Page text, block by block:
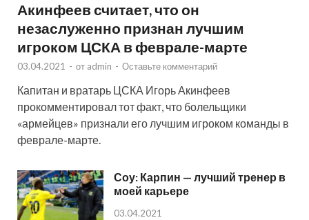
Акинфеев считает, что он
незаслуженно признан лучшим
игроком ЦСКА в феврале-марте
03.04.2021 - от admin - Оставьте комментарий
Капитан и вратарь ЦСКА Игорь Акинфеев
прокомментировал тот факт, что болельщики
«армейцев» признали его лучшим игроком команды в
феврале-марте.
Соу: Карпин — лучший тренер в
моей карьере
03.04.2021